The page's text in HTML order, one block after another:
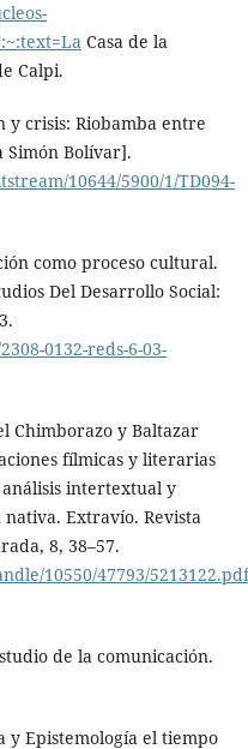
Casa de la
Calpi.
y crisis: Riobamba entre
Simón Bolívar].
10644/5900/1/TD094-
como proceso cultural.
Del Desarrollo Social:
0132-reds-6-03-
Chimborazo y Baltazar
fílmicas y literarias
intertextual y
Extravío. Revista
8, 38–57.
10550/47793/
de la comunicación.
y Epistemología el tiempo